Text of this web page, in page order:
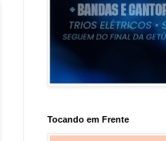
Tocando em Frente